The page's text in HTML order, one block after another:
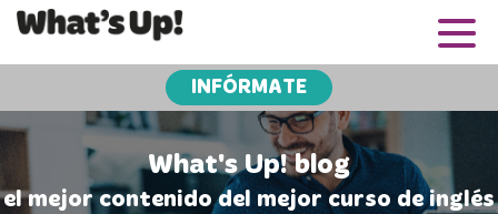
INFÓRMATE
What's Up! blog
el mejor contenido del mejor curso de inglés